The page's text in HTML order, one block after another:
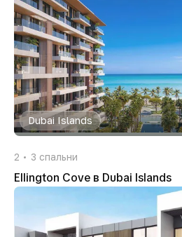
Dubai Islands
2 3 спальни
Ellington Cove в Dubai Islands